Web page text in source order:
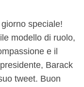
speciale!
modello di ruolo,
e il
Barack
tweet. Buon